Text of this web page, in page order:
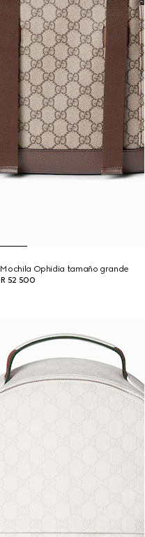
Mochila Ophidia tamaño grande
R 52 500